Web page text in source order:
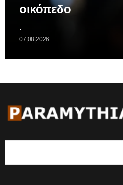
οικόπεδο
.
07|08|2026